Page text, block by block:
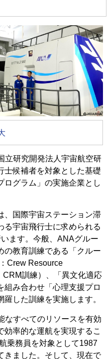
研究開発法人宇宙航空研
士候補者を対象とした基礎
ログラム」の実施企業とし
国際宇宙ステーション滞
る宇宙飛行士に求められる
ます。今般、ANAグルー
の教育訓練である「クルー
Crew Resource
CRM訓練）、「異文化適応
組み合わせ「心理支援プロ
した訓練を実施します。
すべてのリソースを有効
効率的な運航を実現するこ
乗務員を対象として1987
きました。そして、現在で